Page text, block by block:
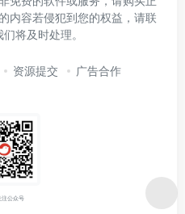
内容若侵犯到您的权益，请联
将及时处理。
资源提交 广告合作
注公众号